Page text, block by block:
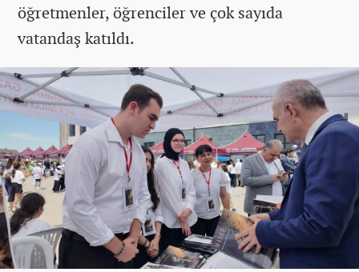
öğretmenler, öğrenciler ve çok sayıda
vatandaş katıldı.